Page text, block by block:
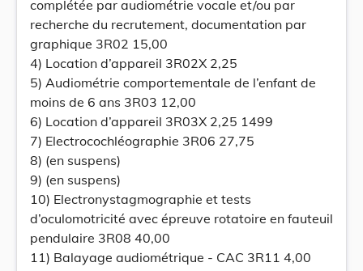
complétée par audiométrie vocale et/ou par
recherche du recrutement, documentation par
graphique 3R02 15,00
4) Location d’appareil 3R02X 2,25
5) Audiométrie comportementale de l’enfant de
moins de 6 ans 3R03 12,00
6) Location d’appareil 3R03X 2,25 1499
7) Electrocochléographie 3R06 27,75
8) (en suspens)
9) (en suspens)
10) Electronystagmographie et tests
d’oculomotricité avec épreuve rotatoire en fauteuil
pendulaire 3R08 40,00
11) Balayage audiométrique - CAC 3R11 4,00